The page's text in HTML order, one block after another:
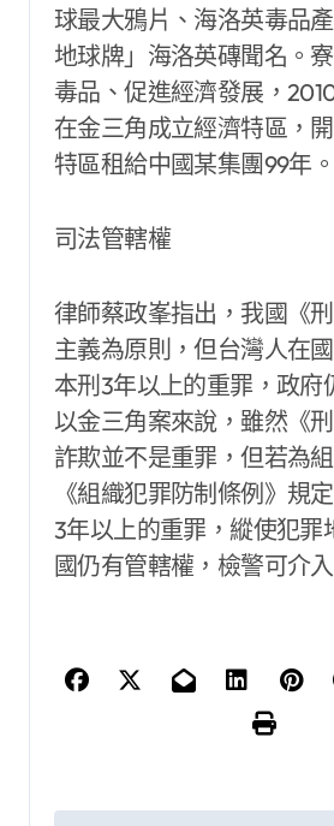
球最大鴉片、海洛英毒品
地球牌」海洛英磚聞名。
毒品、促進經濟發展，
在金三角成立經濟特區，
特區租給中國某集團99年。
司法管轄權
律師蔡政峯指出，我國《
主義為原則，但台灣人在
本刑3年以上的重罪，政府
以金三角案來說，雖然《
詐欺並不是重罪，但若為
《組織犯罪防制條例》規
3年以上的重罪，縱使犯罪
國仍有管轄權，檢警可介